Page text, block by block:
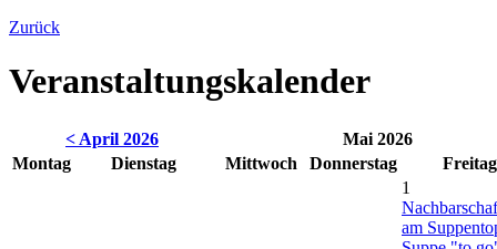
Zurück
Veranstaltungskalender
< April 2026
Mai 2026
Montag
Dienstag Mittwoch Donnerstag
Freitag
1
am